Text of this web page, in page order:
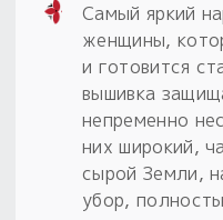
Самый яркий
женщины,
и готовится
вышивка
непременно
них широкий,
сырой Земли,
убор,